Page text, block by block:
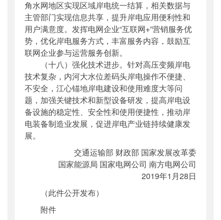
角水网地区实现区域岸电统一结算，相关数据与
主管部门实现信息共享，提升岸电应用便利性和
用户满意度。发挥电网企业“互联网+”营销服务优
势，优化岸电服务方式，丰富服务内容，鼓励互
联网企业参与运营服务创新。
（十八）强化技术进步。针对高压变频岸电
技术复杂，内河大水位差码头岸电操作不便捷、
不安全，江心锚地岸电建设和使用难度大等问
题，加强关键技术和新型设备研发，提高岸电设
备设施的稳定性、安全性和使用便捷性，推动岸
电装备制造业发展，促进岸电产业链持续健康发
展。
交通运输部 财政部 国家发展改革委
国家能源局 国家电网公司 南方电网公司
2019年1月28日
（此件公开发布）
附件